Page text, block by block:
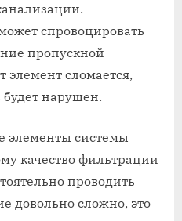
спровоцировать
пропускной
элемент сломается,
будет нарушен.
элементы системы
качество фильтрации
проводить
довольно сложно, это